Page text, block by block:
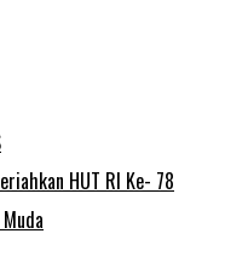
HUT RI Ke- 78